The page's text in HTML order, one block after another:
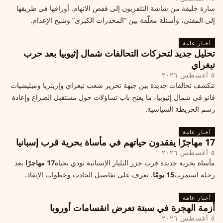
سارة خليفة من شاشة التلفزيون إلى قفص الاتهام. أوراقها في طريقها
إلى المفتي، وأسئلة معلّقة بين “المخدرات الكبرى” وشبح الإعدام.
أخبار عامة
تحليل جديد لتحركات التحالفات شمال إثيوبيا بعد حرب
تيغراي
٥ أغسطس ٢٠٢٦
تتكشف تحالفات جديدة بين جبهة تحرير شعب تيغراي وإريتريا وميليشيات
فانو في شمال إثيوبيا، ما يفتح باب تساؤلات حول مستقبل الصراع وإعادة
رسم الخريطة السياسية.
أخبار عامة
17 مهاجرًا يفقدون حياتهم في مأساة بحرية قرب إسبانيا
٥ أغسطس ٢٠٢٦
مأساة بحرية جديدة قرب جزر البليار الإسبانية تودي بحياة17 مهاجرًا
بعد
رحلة استمرت15 يومًا . تعرف على تفاصيل الحادث وخطوات الإنقاذ.
أخبار عامة
أزمة الهجرة في سبتة تعرض انقسامات أوروبا
٥ أغسطس ٢٠٢٦